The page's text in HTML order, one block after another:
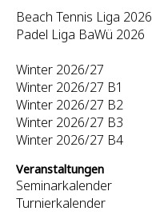
Beach Tennis Liga 2026
Padel Liga BaWü 2026
Winter 2026/27
Winter 2026/27 B1
Winter 2026/27 B2
Winter 2026/27 B3
Winter 2026/27 B4
Veranstaltungen
Seminarkalender
Turnierkalender